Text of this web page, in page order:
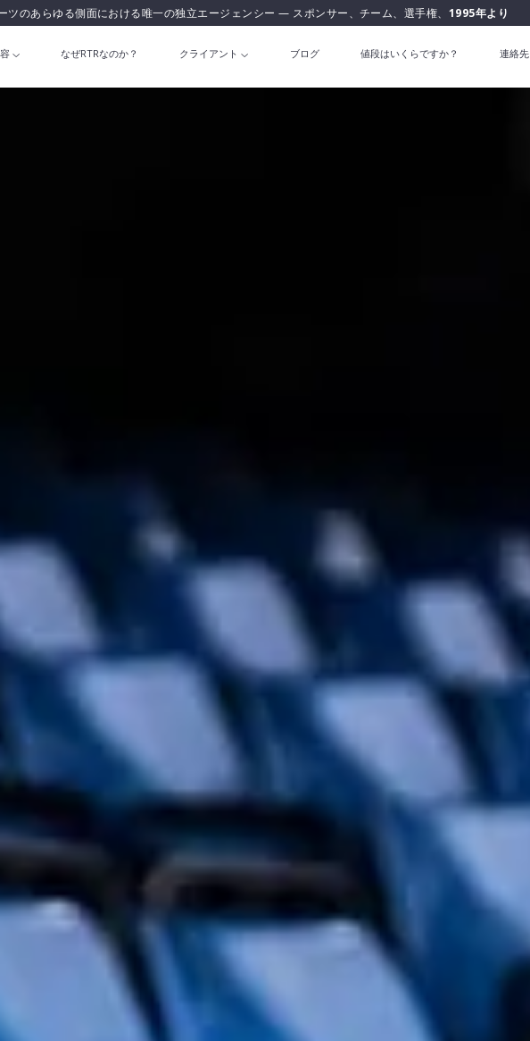
ツのあらゆる側面における唯一の独立エージェンシー — スポンサー、チーム、選手権、 1995年より
なぜRTRなのか？ クライアント ブログ 値段はいくらですか？ 連絡先